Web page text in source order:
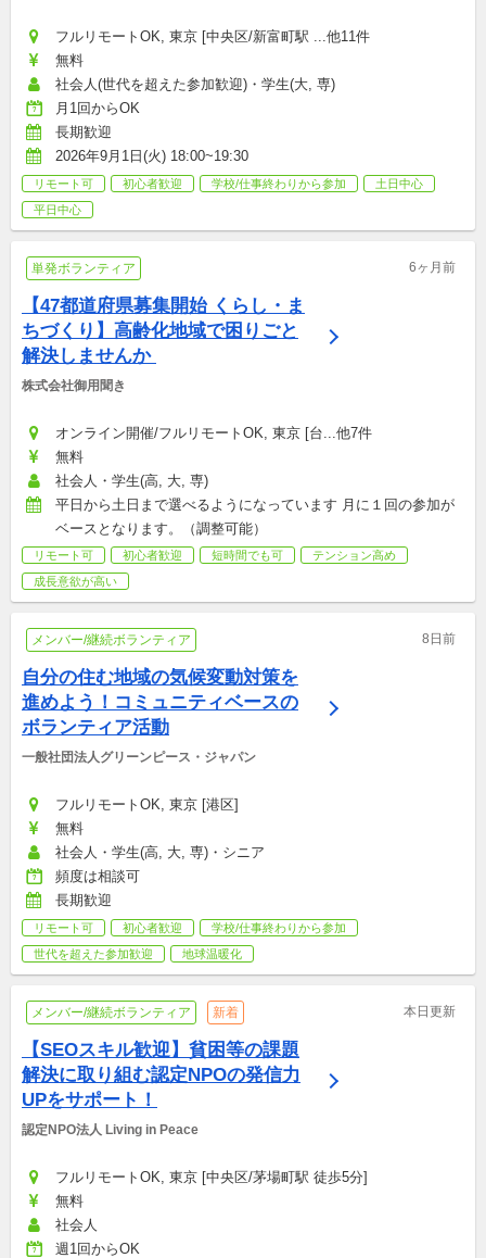
フルリモートOK, 東京 [中央区/新富町駅 ...他11件
無料
社会人(世代を超えた参加歓迎)・学生(大, 専)
月1回からOK
長期歓迎
2026年9月1日(火) 18:00~19:30
リモート可 初心者歓迎 学校/仕事終わりから参加
土日中心
平日中心
単発ボランティア 6ヶ月前
【47都道府県募集開始 くらし・ま
ちづくり】高齢化地域で困りごと
解決しませんか
株式会社御用聞き
オンライン開催/フルリモートOK, 東京 [台...他7件
無料
社会人・学生(高, 大, 専)
平日から土日まで選べるようになっています 月に１回の参加が
ベースとなります。（調整可能）
リモート可 初心者歓迎 短時間でも可
テンション高め
成長意欲が高い
メンバー/継続ボランティア 8日前
自分の住む地域の気候変動対策を
進めよう！コミュニティベースの
ボランティア活動
一般社団法人グリーンピース・ジャパン
フルリモートOK, 東京 [港区]
無料
社会人・学生(高, 大, 専)・シニア
頻度は相談可
長期歓迎
リモート可 初心者歓迎
学校/仕事終わりから参加
世代を超えた参加歓迎
地球温暖化
メンバー/継続ボランティア 新着 本日更新
【SEOスキル歓迎】貧困等の課題
解決に取り組む認定NPOの発信力
UPをサポート！
認定NPO法人 Living in Peace
フルリモートOK, 東京 [中央区/茅場町駅 徒歩5分]
無料
社会人
週1回からOK